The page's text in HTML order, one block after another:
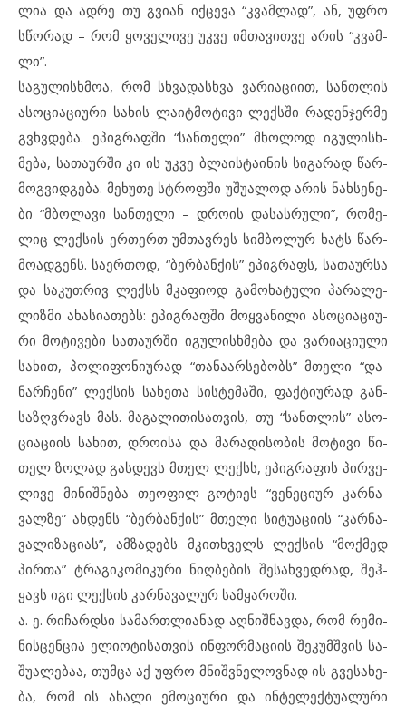
ლია და ად­რე თუ გვი­ან იქ­ცე­ვა “კვამ­ლად”, ან, უფ­რო
სწო­რად – რომ ყო­ვე­ლი­ვე უკ­ვე იმ­თა­ვით­ვე არ­ის “კვამ­
ლი”.
სა­გუ­ლის­ხ­მოა, რომ სხვა­დას­ხ­ვა ვა­რი­ა­ცი­ით, სან­თ­ლის
ას­ო­ცი­ა­ცი­უ­რი სა­ხის ლა­იტმოტ­ი­ვი ლექ­ს­ში რა­დენ­ჯერ­მე
გვხვდე­ბა. ეპ­იგ­რაფ­ში “სან­თე­ლი” მხო­ლოდ იგ­უ­ლის­ხ­
მება, სა­თა­ურ­ში კი ის უკ­ვე ბლა­ის­ტა­ი­ნის სი­გა­რად წარ­
მოგ­ვიდ­გე­ბა. მე­ხუ­თე სტროფ­ში უშ­უ­ა­ლოდ არ­ის ნახ­სე­ნე­
ბი “მბო­ლა­ვი სან­თე­ლი – დრო­ის და­სას­რუ­ლი”, რო­მე­
ლიც ლექსის ერ­თერთ უმ­თავ­რეს სიმ­ბო­ლურ ხატს წარ­
მო­ად­გენს. სა­ერ­თოდ, “ბერ­ბან­ქის” ეპ­იგრაფს, სა­თა­ურ­სა
და სა­კუთ­რივ ლექსს მკა­ფი­ოდ გა­მო­ხა­ტუ­ლი პა­რა­ლე­
ლიზ­მი ახ­ა­სიათებს: ეპ­იგ­რაფ­ში მოყ­ვა­ნი­ლი ას­ო­ცი­ა­ცი­უ­
რი მო­ტი­ვე­ბი სა­თა­ურ­ში იგ­უ­ლის­ხ­მე­ბა და ვა­რი­ა­ცი­უ­ლი
სა­ხით, პო­ლი­ფო­ნი­უ­რად “თა­ნა­არ­სე­ბობს” მთე­ლი “და­
ნარ­ჩე­ნი” ლექ­სის სა­ხე­თა სის­ტე­მა­ში, ფაქ­ტი­უ­რად გან­
საზ­ღ­ვ­რავს მას. მა­გა­ლი­თი­სათ­ვის, თუ “სან­თ­ლის” ას­ო­
ცი­ა­ცი­ის სა­ხით, დრო­ი­სა და მა­რა­დი­სო­ბის მო­ტი­ვი წი­
თელ ზო­ლად გას­დევს მთელ ლექსს, ეპ­იგ­რა­ფის პირ­ვე­
ლი­ვე მი­ნიშ­ნე­ბა თე­ო­ფილ გო­ტი­ეს “ვე­ნე­ცი­ურ კარ­ნა­
ვალზე” ახ­დენს “ბერ­ბან­ქის” მთე­ლი სი­ტუ­ა­ცი­ის “კარ­ნა­
ვა­ლი­ზა­ცი­ას”, ამ­ზა­დებს მკითხველს ლექ­სის “მოქ­მედ
პირ­თა” ტრა­გი­კო­მი­კუ­რი ნიღ­ბე­ბის შე­სახ­ვედ­რად, შეჰ­
ყავს იგი ლექ­სის კარ­ნა­ვა­ლურ სამ­ყა­რო­ში.
ა. ე. რი­ჩარ­დ­სი სა­მარ­თ­ლი­ა­ნად აღ­ნიშ­ნავ­და, რომ რე­მი­
ნის­ცენ­ცია ელ­ი­ო­ტი­სათვის ინ­ფორ­მა­ცი­ის შე­კუმ­შ­ვის სა­
შუ­ა­ლე­ბაა, თუმ­ცა აქ უფ­რო მნიშ­ვ­ნე­ლოვ­ნად ის გვე­სა­ხე­
ბა, რომ ის ახ­ა­ლი ემ­ო­ცი­უ­რი და ინ­ტე­ლექ­ტუ­ა­ლუ­რი